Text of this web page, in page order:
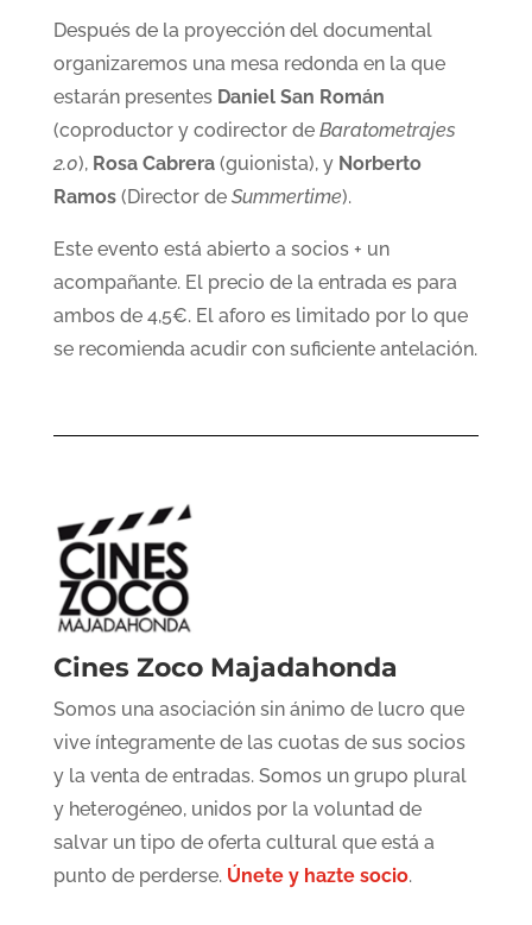
Después de la proyección del documental
organizaremos una mesa redonda en la que
estarán presentesDaniel San Román
(coproductor y codirector deBaratometrajes
2.0), Rosa Cabrera(guionista), y Norberto
Ramos (Director de Summertime).
Este evento está abierto a socios + un
acompañante. El precio de la entrada es para
ambos de 4,5€. El aforo es limitado por lo que
se recomienda acudir con suficiente antelación.
Cines Zoco Majadahonda
Somos una asociación sin ánimo de lucro que
vive íntegramente de las cuotas de sus socios
y la venta de entradas. Somos un grupo plural
y heterogéneo, unidos por la voluntad de
salvar un tipo de oferta cultural que está a
punto de perderse. Únete y hazte socio.